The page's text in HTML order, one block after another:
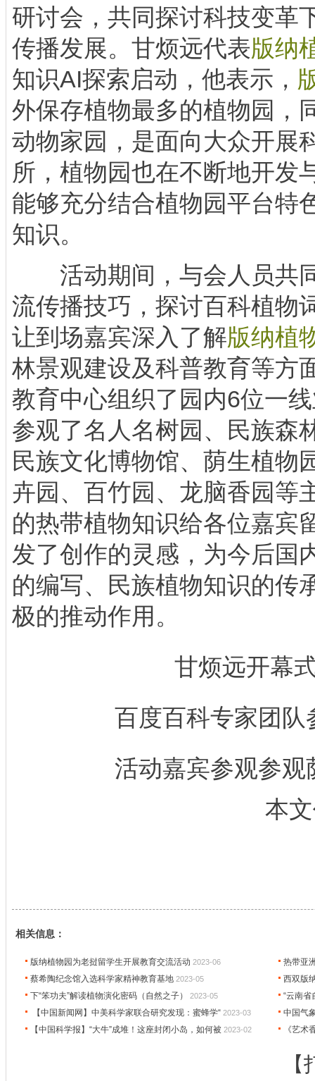
研讨会，共同探讨科技变革
传播发展。甘烦远代表版纳
知识AI探索启动，他表示，
外保存植物最多的植物园，
动物家园，是面向大众开展
所，植物园也在不断地开发
能够充分结合植物园平台特
知识。
活动期间，与会人员共
流传播技巧，探讨百科植物
让到场嘉宾深入了解版纳植
林景观建设及科普教育等方
教育中心组织了园内6位一
参观了名人名树园、民族森
民族文化博物馆、荫生植物
卉园、百竹园、龙脑香园等
的热带植物知识给各位嘉宾
发了创作的灵感，为今后国
的编写、民族植物知识的传
极的推动作用。
甘烦远开幕
百度百科专家团队
活动嘉宾参观参观
本文
相关信息：
版纳植物园为老挝留学生开展教育交流活动 2023-06
热带亚
蔡希陶纪念馆入选科学家精神教育基地 2023-05
西双版
下“笨功夫”解读植物演化密码（自然之子）
2023-05
“云南省
【中国新闻网】中美科学家联合研究发现：蜜蜂学“ 2023-03
中国气
【中国科学报】“大牛”成堆！这座封闭小岛，如何被 2023-02 《艺